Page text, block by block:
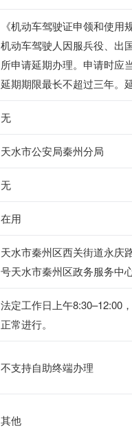
《机动车驾驶证申领和使
机动车驾驶人因服兵役、出
所申请延期办理。申请时应
延期期限最长不超过三年。
无
天水市公安局秦州分局
无
在用
天水市秦州区西关街道永庆
号天水市秦州区政务服务中
法定工作日上午8:30–12:00
正常进行。
不支持自助终端办理
其他